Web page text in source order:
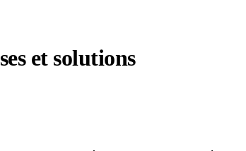
et solutions